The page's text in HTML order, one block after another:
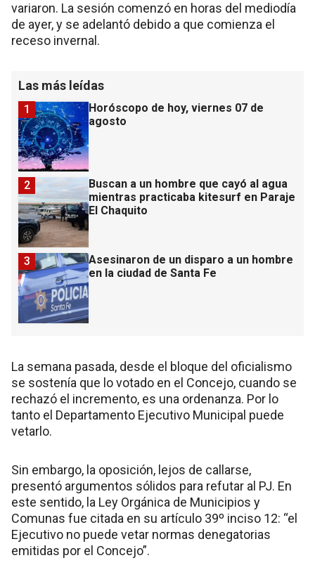
variaron. La sesión comenzó en horas del mediodía
de ayer, y se adelantó debido a que comienza el
receso invernal.
Las más leídas
Horóscopo de hoy, viernes 07 de
agosto
1
Buscan a un hombre que cayó al agua
mientras practicaba kitesurf en Paraje
El Chaquito
2
Asesinaron de un disparo a un hombre
en la ciudad de Santa Fe
3
La semana pasada, desde el bloque del oficialismo
se sostenía que lo votado en el Concejo, cuando se
rechazó el incremento, es una ordenanza. Por lo
tanto el Departamento Ejecutivo Municipal puede
vetarlo.
Sin embargo, la oposición, lejos de callarse,
presentó argumentos sólidos para refutar al PJ. En
este sentido, la Ley Orgánica de Municipios y
Comunas fue citada en su artículo 39º inciso 12: “el
Ejecutivo no puede vetar normas denegatorias
emitidas por el Concejo”.